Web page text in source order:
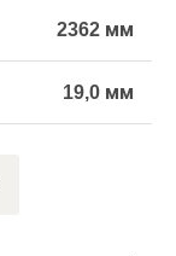
2362 мм
19,0 мм